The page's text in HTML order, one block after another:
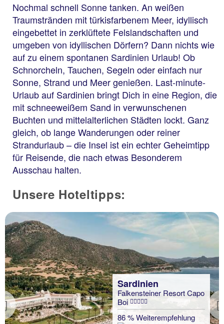
Nochmal schnell Sonne tanken. An weißen
Traumstränden mit türkisfarbenem Meer, idyllisch
eingebettet in zerklüftete Felslandschaften und
umgeben von idyllischen Dörfern? Dann nichts wie
auf zu einem spontanen Sardinien Urlaub! Ob
Schnorcheln, Tauchen, Segeln oder einfach nur
Sonne, Strand und Meer genießen. Last-minute-
Urlaub auf Sardinien bringt Dich in eine Region, die
mit schneeweißem Sand in verwunschenen
Buchten und mittelalterlichen Städten lockt. Ganz
gleich, ob lange Wanderungen oder reiner
Strandurlaub – die Insel ist ein echter Geheimtipp
für Reisende, die nach etwas Besonderem
Ausschau halten.
Unsere Hoteltipps:
Previous
Sardinien
Falkensteiner Resort Capo
Boi
86 % Weiterempfehlung
Sardinien
Hotel Rurale Orti di Nora